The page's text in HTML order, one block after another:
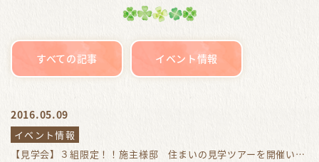
すべての記事 イベント情報
2016.05.09
イベント情報
【見学会】３組限定！！施主様邸 住まいの見学ツアーを開催いたします！！